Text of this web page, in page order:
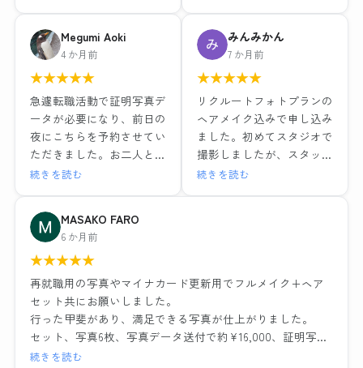
ある中で、こちらのお店で
お世話になりました。結果
的にとても満足しました。
1組ごとの撮影で落ち着い
た環境と、ヘアメイクや撮
影も担当の方がとても丁寧
な対応でした。レタッチも
その場で説明を受けながら
多く頂けました。お二人に
感謝の気持ちでいっぱいで
す。
類のデータと写真6枚で
15,979円（税込）
ヘアメイクも撮影もレタッ
チも全て大満足でした！！
最近よくある就活写真専門
のチェーン店とは一つ一つ
の工程の丁寧さが全然違い
くださるので、他店でガッ
カリした経験がある方には
是非おすすめしたい。
わたしのように撮り直しで
Megumi Aoki
4 か月前
★★★★★
急遽転職活動で証明写真デ
ータが必要になり、前日の
夜にこちらを予約させてい
ただきました。お二人とも
とても優しい方でメイクも
ました。出来上がった写真
はそのまま社員証に使って
も問題ないくらい綺麗に仕
上げていただき、データも
即日送っていただけたので
大変助かりました。
ノーメイクで、と準備のと
ころに記載されてましたが
どうしても眉だけは描いて
続きを読む
みんみかん
7 か月前
★★★★★
リクルートフォトプランの
ヘアメイク込みで申し込み
ました。初めてスタジオで
撮影しましたが、スタッフ
の方が笑顔で話しやすい雰
にも答えていただきとても
撮影の時に顔の角度や傾
き、服や髪の毛の乱れなど
続きを読む
MASAKO FARO
6 か月前
★★★★★
再就職用の写真やマイナカード更新用でフルメイク+ヘア
セット共にお願いしました。
行った甲斐があり、満足できる写真が仕上がりました。
セット、写真6枚、写真データ送付で約¥16,000、証明写真
のボックスに入って撮れば数百円・・・決して安くはあり
続きを読む